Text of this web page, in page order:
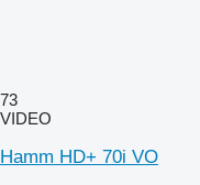
73
VIDEO
Hamm HD+ 70i VO